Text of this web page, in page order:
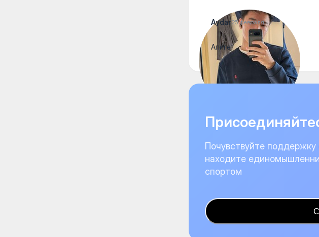
Aydar25 февраля
Апигет
Почувствуйте
находите
спортом